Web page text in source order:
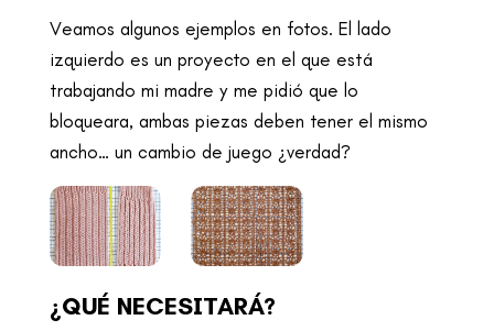
Veamos algunos ejemplos en fotos. El lado
izquierdo es un proyecto en el que está
trabajando mi madre y me pidió que lo
bloqueara, ambas piezas deben tener el mismo
ancho… un cambio de juego ¿verdad?
¿QUÉ NECESITARÁ?